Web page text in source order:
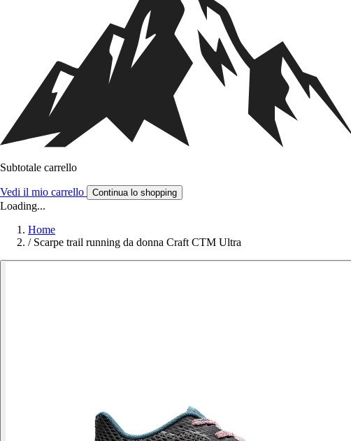
Subtotale carrello
Vedi il mio carrello Continua lo shopping
Loading...
Home
/ Scarpe trail running da donna Craft CTM Ultra